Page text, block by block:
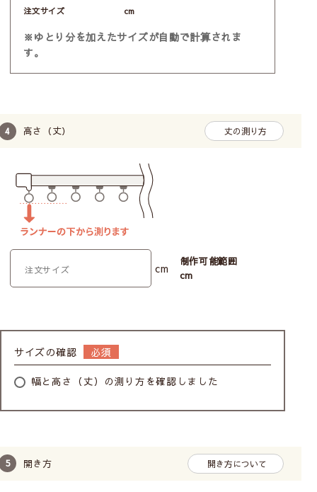
注文サイズ cm
※ゆとり分を加えたサイズが自動で計算されま
す。
高さ（丈） 丈の測り方
cm
制作可能範囲
cm
サイズの確認
幅と高さ（丈）の測り方を確認しました
開き方 開き方について